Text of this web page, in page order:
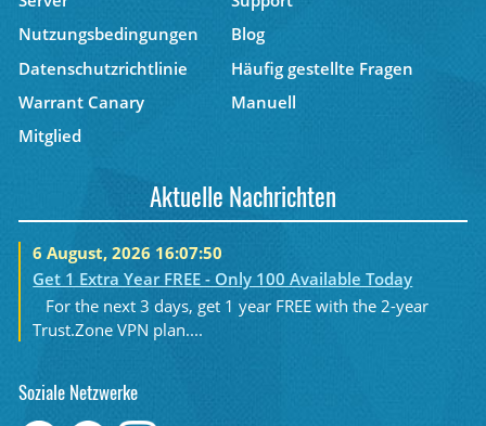
Nutzungsbedingungen
Blog
Datenschutzrichtlinie
Häufig gestellte Fragen
Warrant Canary
Manuell
Mitglied
Aktuelle Nachrichten
6 August, 2026 16:07:50
Get 1 Extra Year FREE - Only 100 Available Today
For the next 3 days, get 1 year FREE with the 2-year
Trust.Zone VPN plan....
Soziale Netzwerke